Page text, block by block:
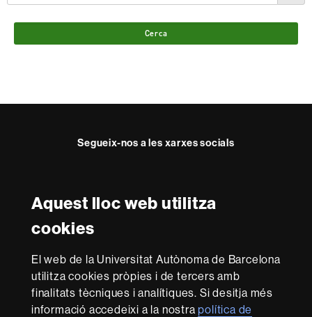
Aquest lloc web utilitza
cookies
El web de la Universitat Autònoma de Barcelona
utilitza cookies pròpies i de tercers amb
finalitats tècniques i analítiques. Si desitja més
informació accedeixi a la nostrapolítica de
Cerca
Segueix-nos a les xarxes socials
Reconeixement internacional de l'excel·lència
in
Research
-
Euraxess
Amb el finançament de